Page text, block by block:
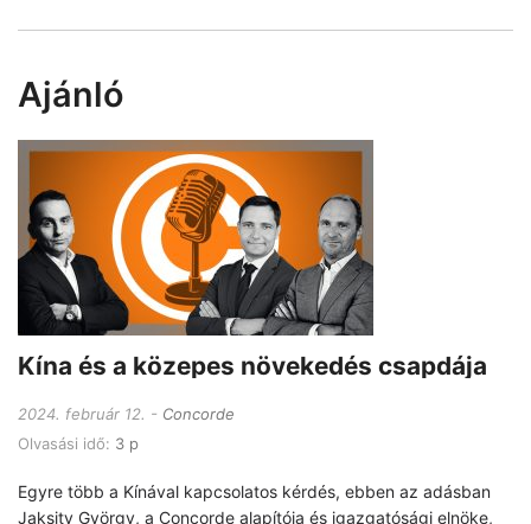
Ajánló
Kína és a közepes növekedés csapdája
2024. február 12.
Concorde
Olvasási idő: 3 p
Egyre több a Kínával kapcsolatos kérdés, ebben az adásban
Jaksity György, a Concorde alapítója és igazgatósági elnöke,